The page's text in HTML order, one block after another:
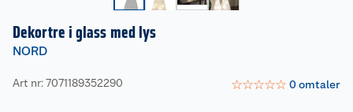
Dekortre i glass med lys
NORD
Art nr: 7071189352290 ☆☆☆☆☆ 0omtaler